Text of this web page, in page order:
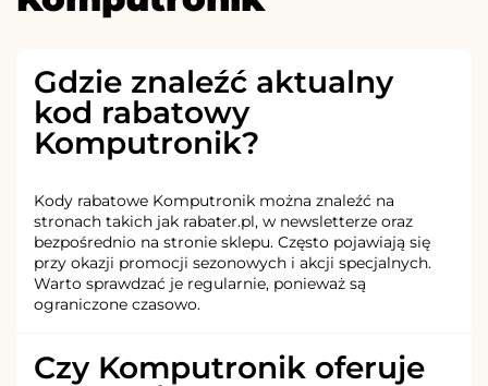
Gdzie znaleźć aktualny
kod rabatowy
Komputronik?
Kody rabatowe Komputronik można znaleźć na
stronach takich jak rabater.pl, w newsletterze oraz
bezpośrednio na stronie sklepu. Często pojawiają się
przy okazji promocji sezonowych i akcji specjalnych.
Warto sprawdzać je regularnie, ponieważ są
ograniczone czasowo.
Czy Komputronik oferuje